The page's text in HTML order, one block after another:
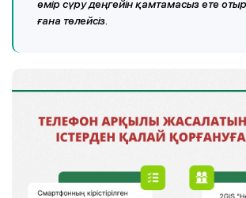
өмір сүру деңгейін қамтамасыз ете
ғана төлейсіз.